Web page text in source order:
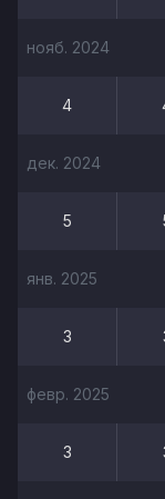
нояб. 2024
4
дек. 2024
5
янв. 2025
3
февр. 2025
3